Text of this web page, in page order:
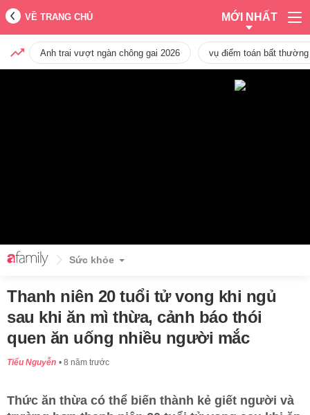
VỀ TRANG CHỦ MỚI NHẤT
Anh trai vượt ngàn chông gai 2026 vụ điểm toán bất
Sức khỏe
Thanh niên 20 tuổi tử vong khi ngủ
sau khi ăn mì thừa, cảnh báo thói
quen ăn uống nhiều người mắc
Tiểu Nguyễn 8 năm trước
Thức ăn thừa có thể biến thành kẻ giết người và